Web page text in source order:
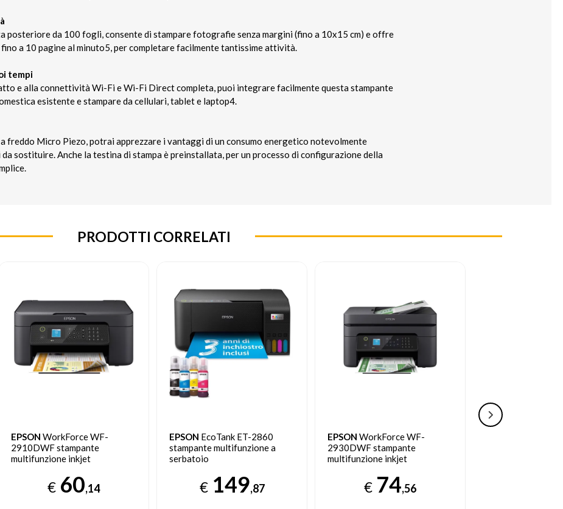
posteriore da 100 fogli, consente di stampare fotografie senza margini (fino a 10x15 cm) e offre
a 10 pagine al minuto5, per completare facilmente tantissime attività.
tempi
e alla connettività Wi-Fi e Wi-Fi Direct completa, puoi integrare facilmente questa stampante
esistente e stampare da cellulari, tablet e laptop4.
freddo Micro Piezo, potrai apprezzare i vantaggi di un consumo energetico notevolmente
sostituire. Anche la testina di stampa è preinstallata, per un processo di configurazione della
PRODOTTI CORRELATI
EPSON WorkForce WF-
2910DWF stampante
multifunzione inkjet
€ 60,14
EPSON EcoTank ET-2860
stampante multifunzione a
serbatoio
€ 149,87
EPSON WorkForce WF-
2930DWF stampante
multifunzione inkjet
€ 74,56